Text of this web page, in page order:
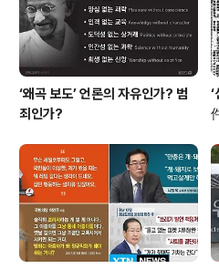
‘왜곡 보도’ 언론의 자유인가? 범
죄인가?